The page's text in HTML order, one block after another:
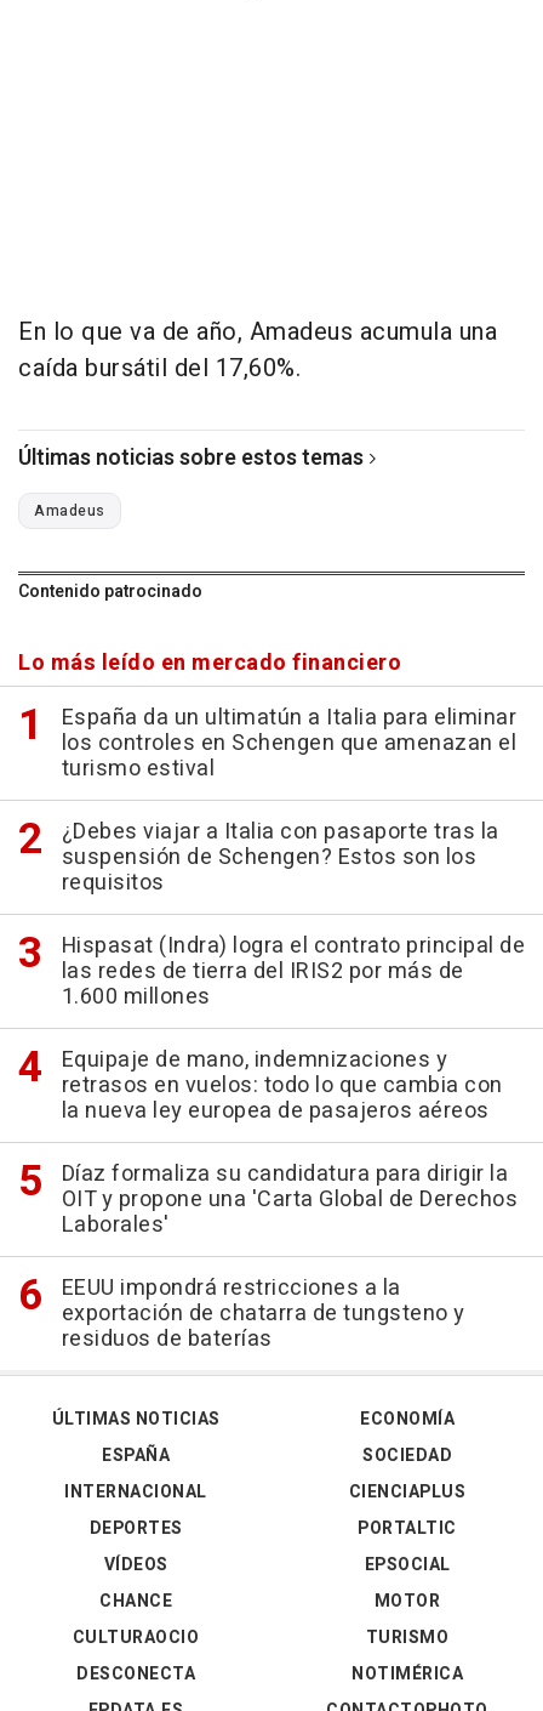
En lo que va de año, Amadeus acumula una
caída bursátil del 17,60%.
Últimas noticias sobre estos temas
Amadeus
Contenido patrocinado
Lo más leído en mercado financiero
España da un ultimatún a Italia para eliminar
los controles en Schengen que amenazan el
turismo estival
¿Debes viajar a Italia con pasaporte tras la
suspensión de Schengen? Estos son los
requisitos
Hispasat (Indra) logra el contrato principal de
las redes de tierra del IRIS2 por más de
1.600 millones
Equipaje de mano, indemnizaciones y
retrasos en vuelos: todo lo que cambia con
la nueva ley europea de pasajeros aéreos
Díaz formaliza su candidatura para dirigir la
OIT y propone una 'Carta Global de Derechos
Laborales'
EEUU impondrá restricciones a la
exportación de chatarra de tungsteno y
residuos de baterías
ÚLTIMAS NOTICIAS
ESPAÑA
INTERNACIONAL
DEPORTES
VÍDEOS
ECONOMÍA
SOCIEDAD
CIENCIAPLUS
PORTALTIC
EPSOCIAL
CHANCE
CULTURAOCIO
DESCONECTA
MOTOR
TURISMO
NOTIMÉRICA